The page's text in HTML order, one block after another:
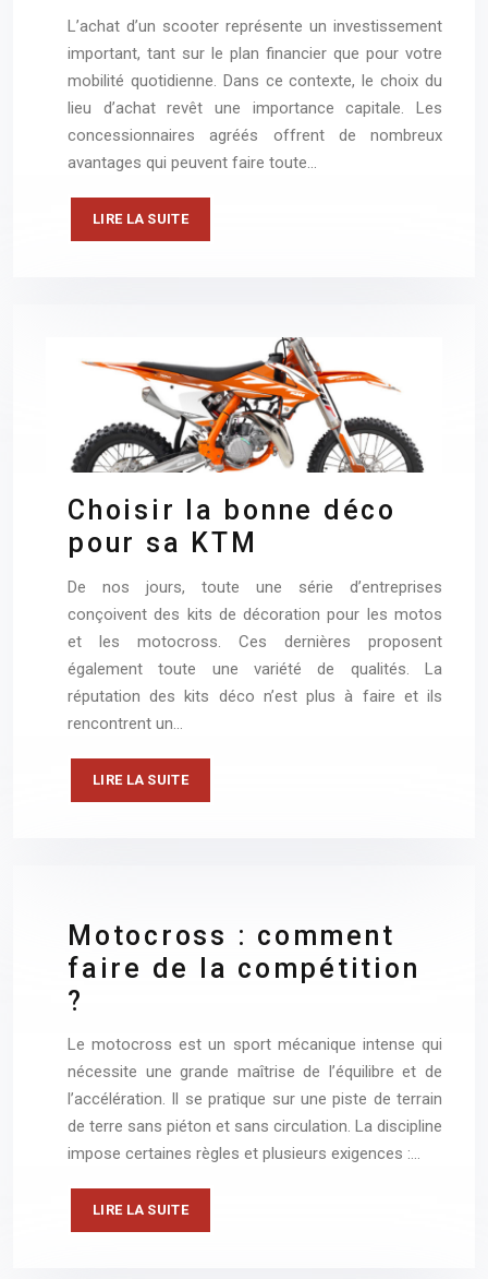
L’achat d’un scooter représente un investissement
important, tant sur le plan financier que pour votre
mobilité quotidienne. Dans ce contexte, le choix du
lieu d’achat revêt une importance capitale. Les
concessionnaires agréés offrent de nombreux
avantages qui peuvent faire toute…
LIRE LA SUITE
Choisir la bonne déco
pour sa KTM
De nos jours, toute une série d’entreprises
conçoivent des kits de décoration pour les motos
et les motocross. Ces dernières proposent
également toute une variété de qualités. La
réputation des kits déco n’est plus à faire et ils
rencontrent un…
LIRE LA SUITE
Motocross : comment
faire de la compétition
?
Le motocross est un sport mécanique intense qui
nécessite une grande maîtrise de l’équilibre et de
l’accélération. Il se pratique sur une piste de terrain
de terre sans piéton et sans circulation. La discipline
impose certaines règles et plusieurs exigences :…
LIRE LA SUITE